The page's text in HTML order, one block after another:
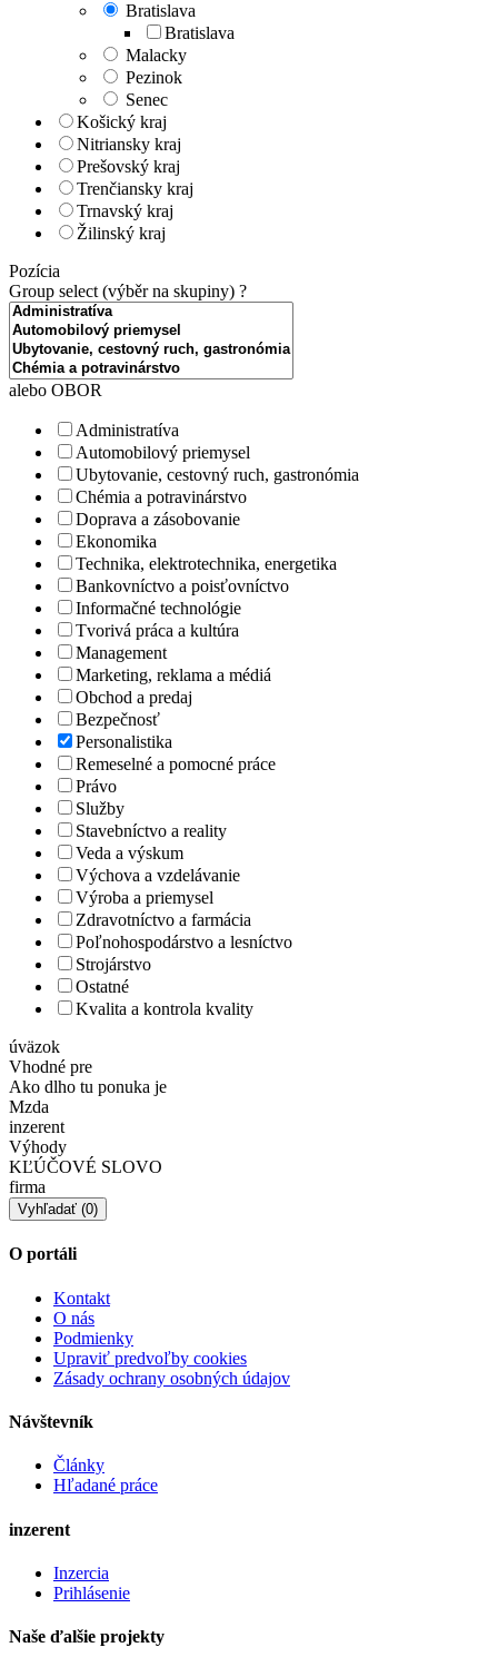
Bratislava
Bratislava
Malacky
Pezinok
Senec
Košický kraj
Nitriansky kraj
Prešovský kraj
Trenčiansky kraj
Trnavský kraj
Žilinský kraj
Pozícia
Group select (výběr na skupiny) ?
alebo OBOR
Administratíva
Automobilový priemysel
Ubytovanie, cestovný ruch, gastronómia
Chémia a potravinárstvo
Doprava a zásobovanie
Ekonomika
Technika, elektrotechnika, energetika
Bankovníctvo a poisťovníctvo
Informačné technológie
Tvorivá práca a kultúra
Management
Marketing, reklama a médiá
Obchod a predaj
Bezpečnosť
Personalistika
Remeselné a pomocné práce
Právo
Služby
Stavebníctvo a reality
Veda a výskum
Výchova a vzdelávanie
Výroba a priemysel
Zdravotníctvo a farmácia
Poľnohospodárstvo a lesníctvo
Strojárstvo
Ostatné
Kvalita a kontrola kvality
úväzok
Vhodné pre
Ako dlho tu ponuka je
Mzda
inzerent
Výhody
KĽÚČOVÉ SLOVO
firma
O portáli
Kontakt
O nás
Podmienky
Upraviť predvoľby cookies
Zásady ochrany osobných údajov
Návštevník
Články
Hľadané práce
inzerent
Inzercia
Prihlásenie
Naše ďalšie projekty